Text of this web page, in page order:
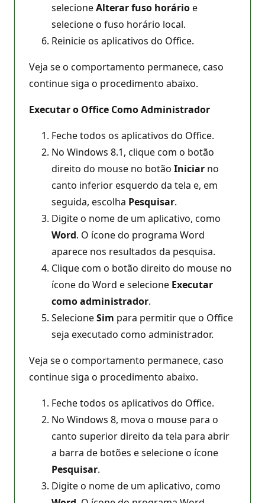
selecioneAlterar fuso horárioe
selecione o fuso horário local.
Reinicie os aplicativos do Office.
Veja se o comportamento permanece, caso
continue siga o procedimento abaixo.
Executar o Office Como Administrador
Feche todos os aplicativos do Office.
No Windows 8.1, clique com o botão
direito do mouse no botão Iniciar no
canto inferior esquerdo da tela e, em
seguida, escolha Pesquisar.
Digite o nome de um aplicativo, como
Word. O ícone do programa Word
aparece nos resultados da pesquisa.
Clique com o botão direito do mouse no
ícone do Word e selecione Executar
como administrador.
SelecioneSim para permitir que o Office
seja executado como administrador.
Veja se o comportamento permanece, caso
continue siga o procedimento abaixo.
Feche todos os aplicativos do Office.
No Windows 8, mova o mouse para o
canto superior direito da tela para abrir
a barra de botões e selecione o ícone
Pesquisar.
Digite o nome de um aplicativo, como